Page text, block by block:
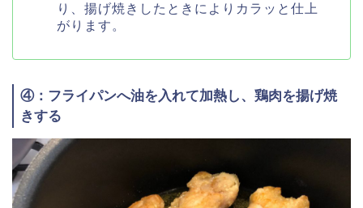
り、揚げ焼きしたときによりカラッと仕上
がります。
④：フライパンへ油を入れて加熱し、鶏肉を揚げ焼
きする